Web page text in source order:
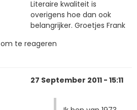
Literaire kwaliteit is
overigens hoe dan ook
belangrijker. Groetjes Frank
om te reageren
27 September 2011 - 15:11